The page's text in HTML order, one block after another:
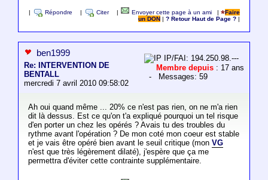
Répondre Citer Envoyer cette page à un ami |
Faire
un DON
|? Retour Haut de Page ?
ben1999
Re: INTERVENTION DE
BENTALL
mercredi 7 avril 2010 09:58:02
IP/FAI: 194.250.98.---
Membre depuis : 17 ans
- Messages: 59
Ah oui quand même ... 20% ce n'est pas rien, on ne m'a rien
dit là dessus. Est ce qu'on t'a expliqué pourquoi un tel risque
d'en porter un chez les opérés ? Avais tu des troubles du
rythme avant l'opération ? De mon coté mon coeur est stable
et je vais être opéré bien avant le seuil critique (mon VG
n'est que très légèrement dilaté), j'espère que ça me
permettra d'éviter cette contrainte supplémentaire.